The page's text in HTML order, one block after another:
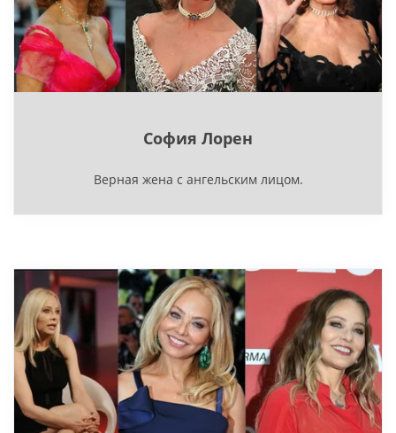
София Лорен
Верная жена с ангельским лицом.